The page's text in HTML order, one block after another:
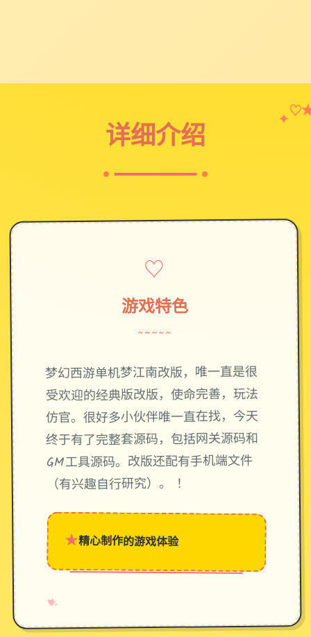
详细介绍
✦♡
♡
游戏特色
~~~~~
梦幻西游单机梦江南改版，唯一直是很
受欢迎的经典版改版，使命完善，玩法
仿官。很好多小伙伴唯一直在找，今天
终于有了完整套源码，包括网关源码和
GM工具源码。改版还配有手机端文件
（有兴趣自行研究）。 ！
★精心制作的游戏体验
♥
✧
→